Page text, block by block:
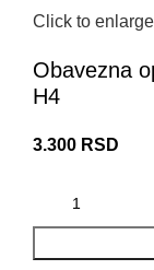
Click to enlarge
Obavezna
H4
3.300 RSD